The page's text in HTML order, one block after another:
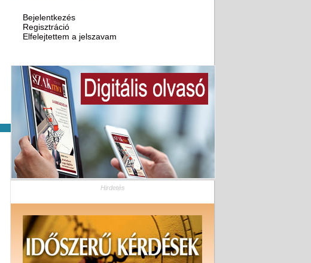
Bejelentkezés
Regisztráció
Elfelejtettem a jelszavam
Hirdetés